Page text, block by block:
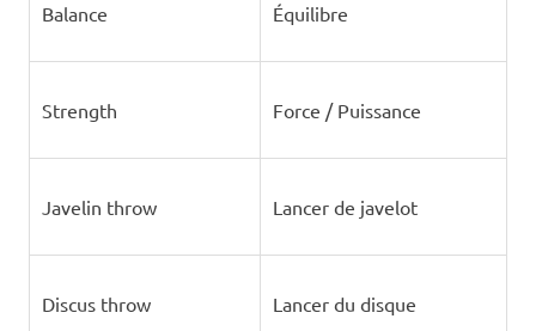
Balance Équilibre
Strength Force / Puissance
Javelin throw Lancer de javelot
Discus throw Lancer du disque